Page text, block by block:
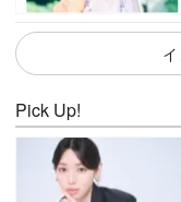
Pick Up!